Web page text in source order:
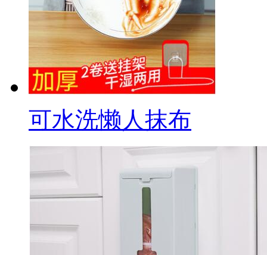
可水洗懒人抹布